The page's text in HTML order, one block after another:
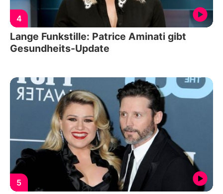
4
Lange Funkstille: Patrice Aminati gibt
Gesundheits-Update
5